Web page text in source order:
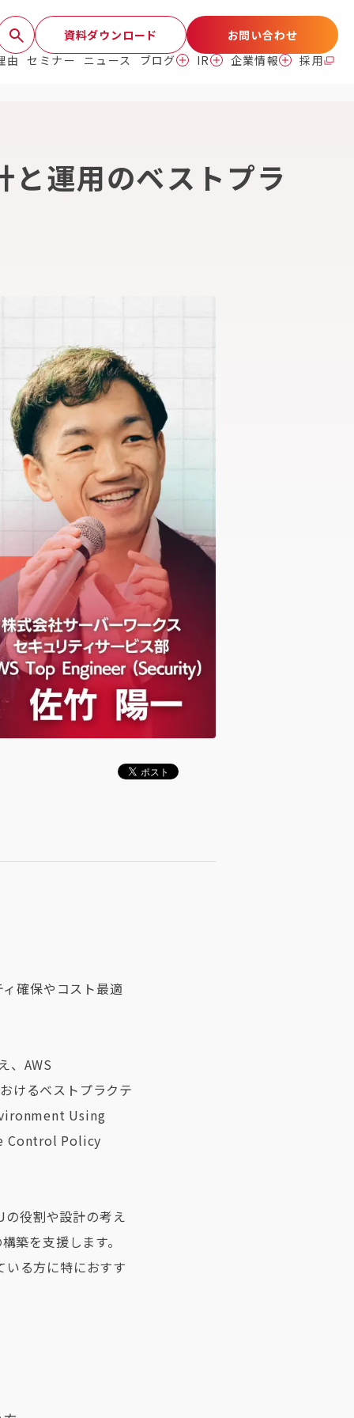
資料ダウンロード
お問い合わせ
由
セミナー ニュース ブログ IR 企業情報 採用
運用のベストプラ
確保やコスト最適
、AWS
けるベストプラクテ
Using
Control Policy
役割や設計の考え
築を支援します。
る方に特におすす